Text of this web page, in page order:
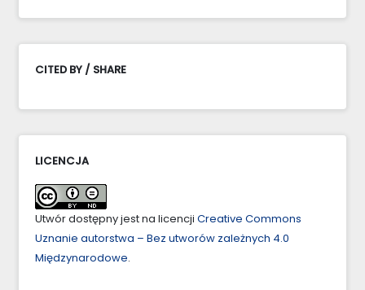
CITED BY / SHARE
LICENCJA
Utwór dostępny jest na licencji Creative Commons
Uznanie autorstwa – Bez utworów zależnych 4.0
Międzynarodowe.